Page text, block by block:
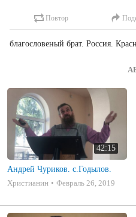
Повтор
благословеный брат. Россия.
42:15
Андрей Чуриков. с.Годылов.
Христианин
Февраль 26, 2019